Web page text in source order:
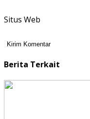
Situs Web
Berita Terkait